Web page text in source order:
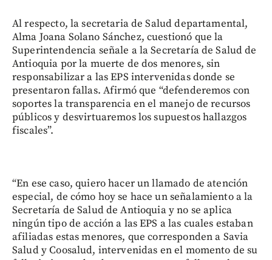
Al respecto, la secretaria de Salud departamental,
Alma Joana Solano Sánchez, cuestionó que la
Superintendencia señale a la Secretaría de Salud de
Antioquia por la muerte de dos menores, sin
responsabilizar a las EPS intervenidas donde se
presentaron fallas. Afirmó que “defenderemos con
soportes la transparencia en el manejo de recursos
públicos y desvirtuaremos los supuestos hallazgos
fiscales”.
“En ese caso, quiero hacer un llamado de atención
especial, de cómo hoy se hace un señalamiento a la
Secretaría de Salud de Antioquia y no se aplica
ningún tipo de acción a las EPS a las cuales estaban
afiliadas estas menores, que corresponden a Savia
Salud y Coosalud, intervenidas en el momento de su